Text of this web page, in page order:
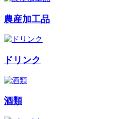
農産加工品
ドリンク
酒類